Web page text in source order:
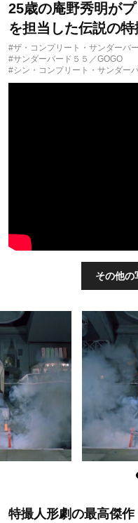
25歳の庵野秀明が
を担当した伝説の特
#ザ・コンプリート・サンダーバ
#サンダーバード５５／GOGO
#シン・コンプリート・サンダー
その他の
特撮人形劇の最高傑